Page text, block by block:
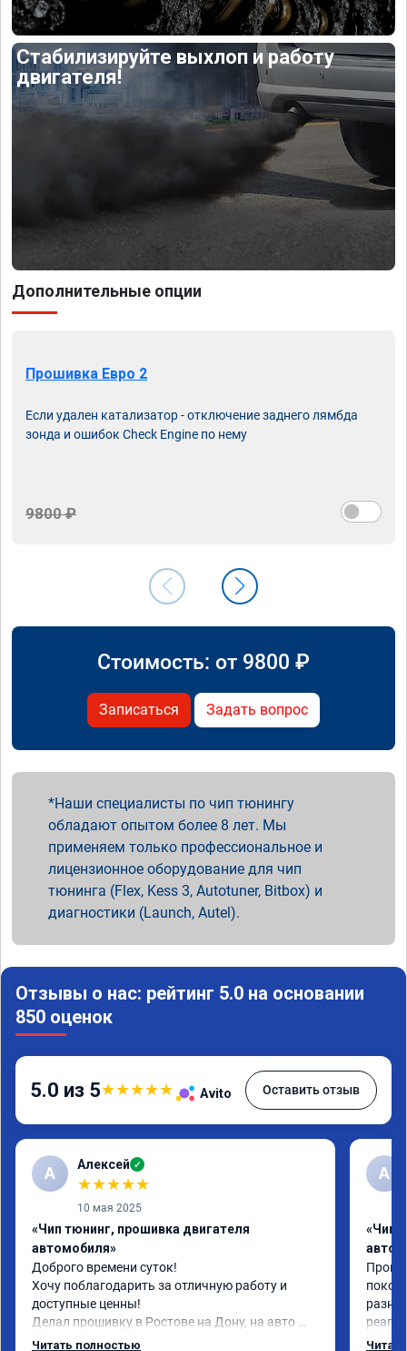
Стабилизируйте выхлоп и работу
двигателя!
Дополнительные опции
Прошивка Евро 2
Если удален катализатор - отключение заднего лямбда
зонда и ошибок Check Engine по нему
9800 ₽
Стоимость: от 9800 ₽
Записаться Задать вопрос
Наши специалисты по чип тюнингу
обладают опытом более 8 лет. Мы
применяем только профессиональное и
лицензионное оборудование для чип
тюнинга (Flex, Kess 3, Autotuner, Bitbox) и
диагностики (Launch, Autel).
Отзывы о нас: рейтинг 5.0 на основании
850 оценок
5.0 из 5★★★★★ Avito Оставить отзыв
А Алексей ✓
★★★★★
10 мая 2025
«Чип тюнинг, прошивка двигателя
автомобиля»
Доброго времени суток!
Хочу поблагодарить за отличную работу и
доступные ценны!
Делал прошивку в Ростове на Дону, на авто
шевроле круз 1.8 (141 л.с)с акпп 2013г.в.
Читать полностью
А
«Чип